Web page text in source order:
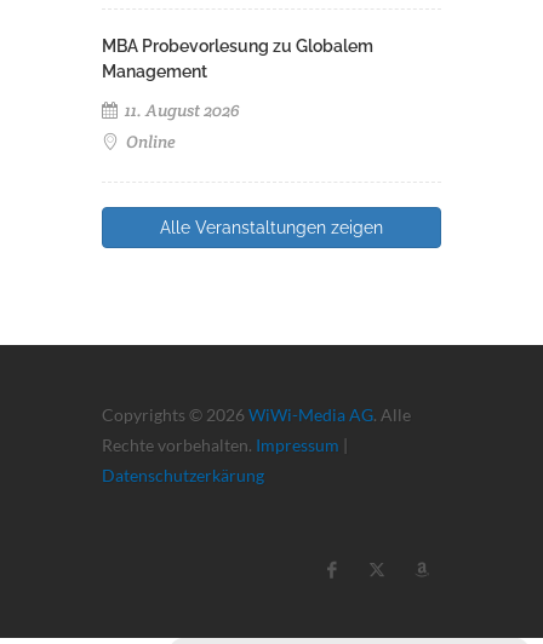
MBA Probevorlesung zu Globalem
Management
11. August 2026
Online
Alle Veranstaltungen zeigen
Copyrights © 2026 WiWi-Media AG. Alle
Rechte vorbehalten. Impressum |
Datenschutzerkärung